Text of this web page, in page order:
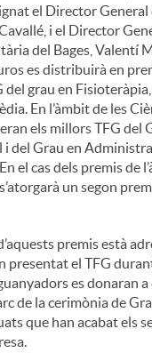
el Director General
i el Director
del Bages, Valentí
es distribuirà en
del grau en
En l’àmbit de les
els millors TFG del
i del Grau en
el cas dels premis de
un segon
premis està
presentat el TFG
es donaran
de la cerimònia de
que han acabat els